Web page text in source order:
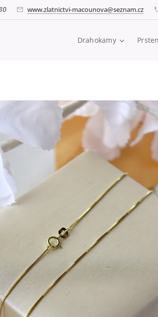
www.zlatnictvi-macounova@seznam.cz
Drahokamy